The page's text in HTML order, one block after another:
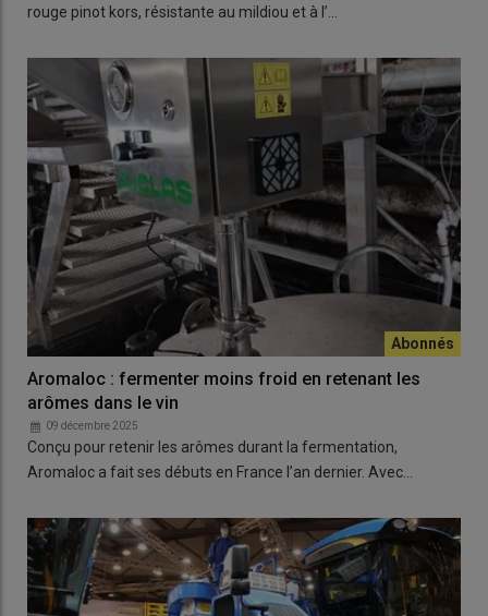
rouge pinot kors, résistante au mildiou et à l’…
Aromaloc : fermenter moins froid en retenant les
arômes dans le vin
09 décembre 2025
Conçu pour retenir les arômes durant la fermentation,
Aromaloc a fait ses débuts en France l’an dernier. Avec…